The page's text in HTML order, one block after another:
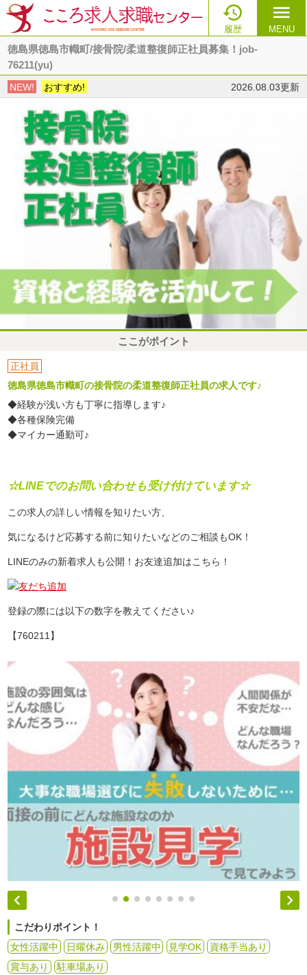

履歴
menu
MENU
徳島県徳島市幟町/接骨院/柔道整復師正社員募集！job-
76211(yu)
NEW! おすすめ! 2026.08.03更新
ここがポイント
正社員
徳島県徳島市幟町の接骨院の柔道整復師正社員の求人です♪
◆経験が浅い方も丁寧に指導します♪
◆各種保険完備
◆マイカー通勤可♪
☆LINEでのお問い合わせも受け付けています☆
この求人の詳しい情報を知りたい方、
気になるけど応募する前に知りたいなどのご相談もOK！
LINEのみの新着求人も公開！お友達追加はこちら！
登録の際には以下の数字を教えてください♪
【760211】
 
こだわりポイント！
女性活躍中
日曜休み 男性活躍中 見学OK
資格手当あり
賞与あり
駐車場あり